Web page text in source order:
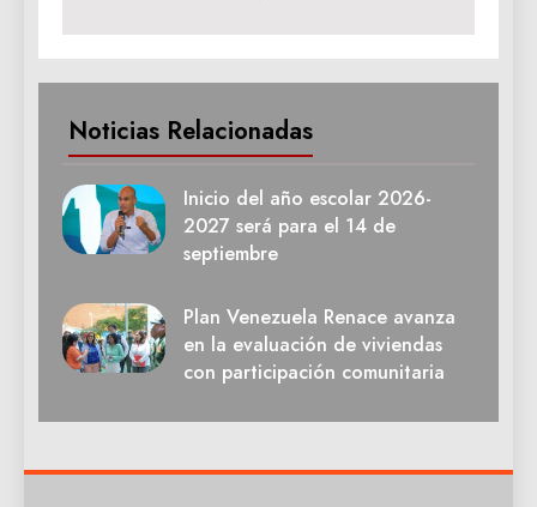
Noticias Relacionadas
Inicio del año escolar 2026-
2027 será para el 14 de
septiembre
Plan Venezuela Renace avanza
en la evaluación de viviendas
con participación comunitaria